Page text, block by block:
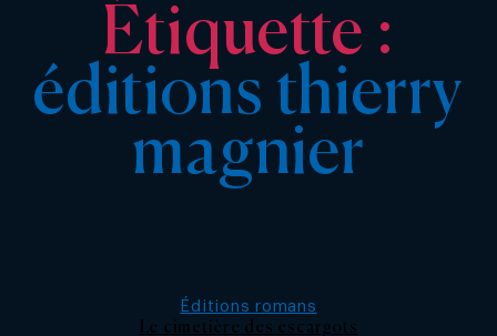
Étiquette :
éditions thierry
magnier
Catégories
Éditions romans
Le cimetière des escargots